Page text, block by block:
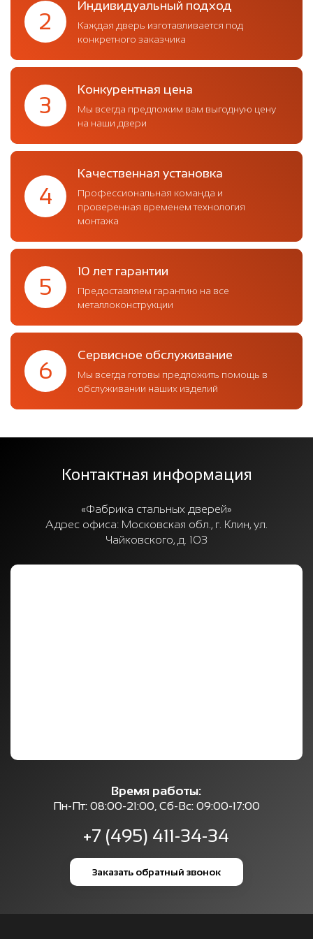
2
Индивидуальный подход
Каждая дверь изготавливается под
конкретного заказчика
3
Конкурентная цена
Мы всегда предложим вам выгодную цену
на наши двери
4
Качественная установка
Профессиональная команда и
проверенная временем технология
монтажа
5
10 лет гарантии
Предоставляем гарантию на все
металлоконструкции
6
Сервисное обслуживание
Мы всегда готовы предложить помощь в
обслуживании наших изделий
Контактная информация
«Фабрика стальных дверей»
Адрес офиса: Московская обл., г. Клин, ул.
Чайковского, д. 103
Время работы:
Пн-Пт: 08:00-21:00, Сб-Вс: 09:00-17:00
+7 (495) 411-34-34
Заказать обратный звонок